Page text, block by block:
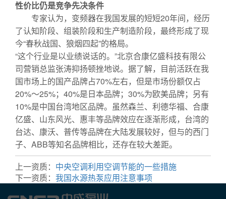
性价比仍是竞争先决条件
专家认为，变频器在我国发展的短短20年间，经历
了认知阶段、组装阶段和生产制造阶段，最终形成了现
今“春秋战国、狼烟四起”的格局。
“这个行业是以业绩说话的。”北京合康亿盛科技有限公
司营销总监张涛抑扬顿挫地说。据了解，目前活跃在我
国市场上的国产品牌占70%左右，但是市场份额仅占
20%～25%；40%是日本品牌；30%为欧美品牌；另有
10%是中国台湾地区品牌。虽然森兰、利德华福、合康
亿盛、山东风光、惠丰等品牌效应在逐渐形成，台湾的
台达、康沃、普传等品牌在大陆发展较好，但与的西门
子、ABB等知名品牌相比，还存在较大差距。
上一资质： 中央空调利用空调节能的一些措施
下一资质： 我国水源热泵应用注意事项